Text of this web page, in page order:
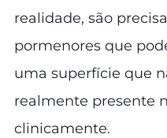
realidade, são
pormenores que
uma superfície que
realmente presente
clinicamente.